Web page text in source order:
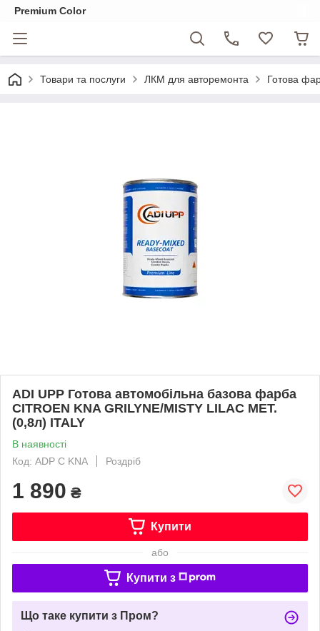
Premium Color
Товари та послуги ЛКМ для авторемонта Готова
ADI UPP Готова автомобільна базова фарба
CITROEN KNA GRILYNE/MISTY LILAC MET.
(0,8л) ITALY
В наявності
Код: ADP C KNA
Роздріб
1 890 ₴
Купити
або
Купити з
Що таке купити з Пром?